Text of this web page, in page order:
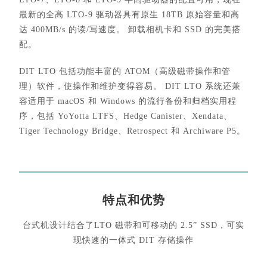
最新的全高 LTO-9 驱动器具有原生 18TB 原始容量和高
达 400MB/s 的读/写速度。 卸载相机卡和 SSD 的完美搭
配。
DIT LTO 包括功能丰富的 ATOM（高级磁带操作和管
理）软件，使操作和维护变得容易。 DIT LTO 系统还兼
容适用于 macOS 和 Windows 的流行备份和归档实用程
序，包括 YoYotta LTFS、Hedge Canister、Xendata、
Tiger Technology Bridge、Retrospect 和 Archiware P5。
特点和优势
台式机设计结合了LTO 磁带和可移动的 2.5” SSD，可实
现快速的一体式 DIT 存储操作